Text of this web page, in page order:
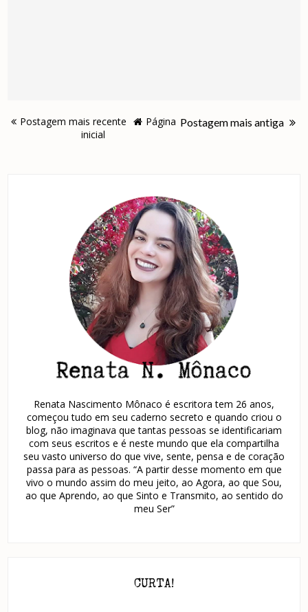
Postagem mais recente Postagem mais antiga
Página
inicial
Renata Nascimento Mônaco é escritora tem 26 anos,
começou tudo em seu caderno secreto e quando criou o
blog, não imaginava que tantas pessoas se identificariam
com seus escritos e é neste mundo que ela compartilha
seu vasto universo do que vive, sente, pensa e de coração
passa para as pessoas. “A partir desse momento em que
vivo o mundo assim do meu jeito, ao Agora, ao que Sou,
ao que Aprendo, ao que Sinto e Transmito, ao sentido do
meu Ser”
CURTA!